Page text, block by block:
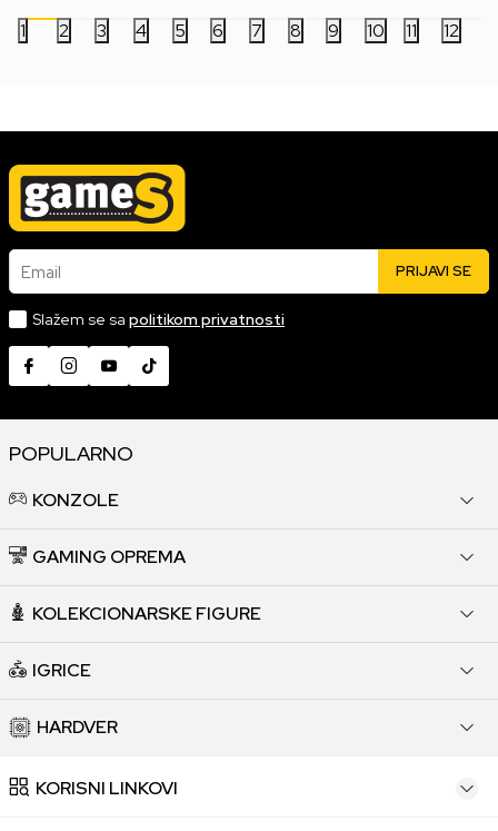
1 2 3 4 5 6 7 8 9 10 11 12
Email PRIJAVI SE
Slažem se sa politikom privatnosti
POPULARNO
KONZOLE
GAMING OPREMA
KOLEKCIONARSKE FIGURE
IGRICE
HARDVER
KORISNI LINKOVI